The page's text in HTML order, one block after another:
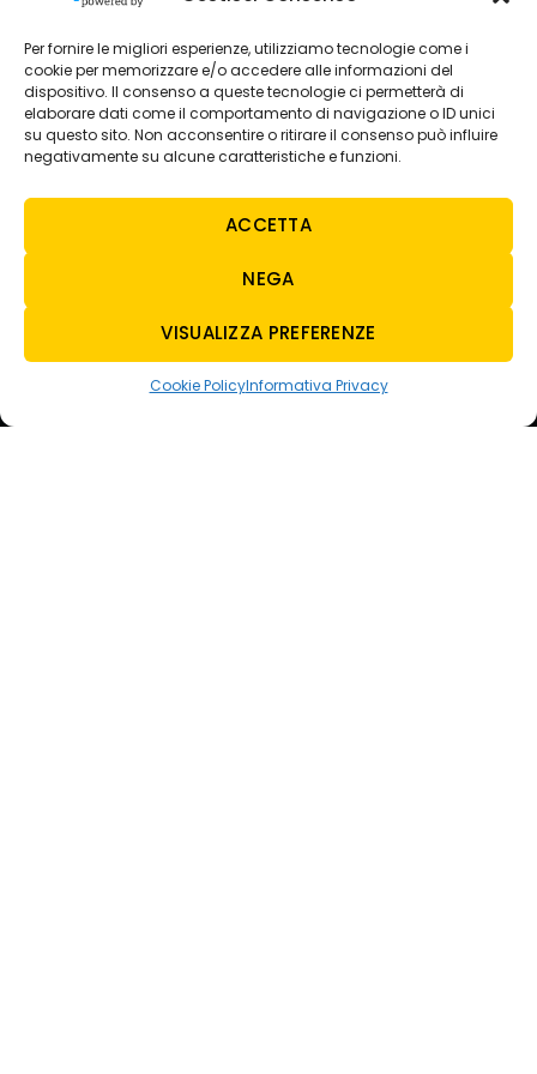
Per fornire le migliori esperienze, utilizziamo tecnologie come i
cookie per memorizzare e/o accedere alle informazioni del
dispositivo. Il consenso a queste tecnologie ci permetterà di
elaborare dati come il comportamento di navigazione o ID unici
su questo sito. Non acconsentire o ritirare il consenso può influire
negativamente su alcune caratteristiche e funzioni.
ACCETTA
NEGA
VISUALIZZA PREFERENZE
Cookie PolicyInformativa Privacy
Via Circumvallazione Snc
80035 Nola NA
+39 081 8234429
SEDE AVELLINO
Via Nazionale Torrette
+39 0825 683208
CONTATTI
E-MAIL
tecnoauto@tecnoautosrl.com